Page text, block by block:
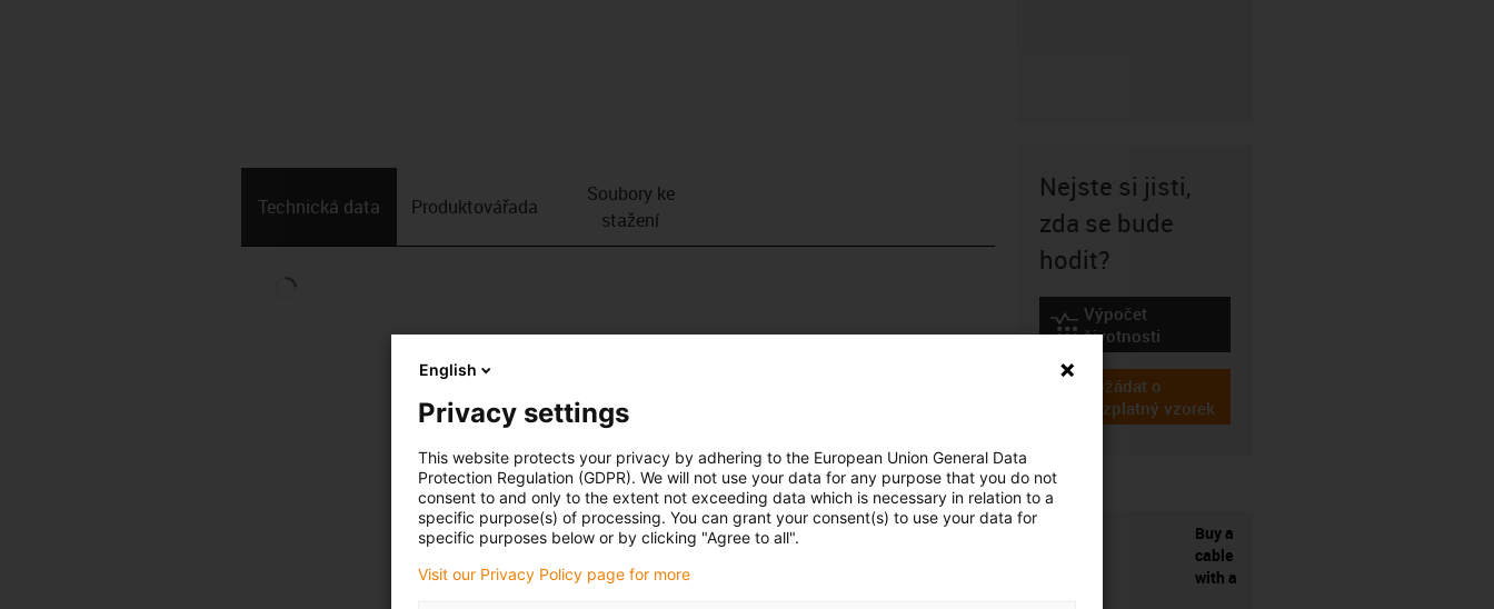
Technická data Produktová­řada
Soubory ke
stažení
Nejste si jisti,
zda se bude
hodit?
igus-icon-lebensdauerrechner
Výpočet
životnosti
igus-icon-gratismuster
Požádat o
bezplatný vzorek
Buy a
cable
with a
English
Privacy settings
This website protects your privacy by adhering to the European Union General Data
Protection Regulation (GDPR). We will not use your data for any purpose that you do not
consent to and only to the extent not exceeding data which is necessary in relation to a
specific purpose(s) of processing. You can grant your consent(s) to use your data for
specific purposes below or by clicking "Agree to all".
Visit our Privacy Policy page for more